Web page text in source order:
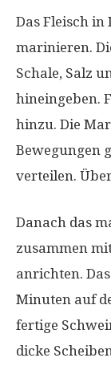
Das Fleisch
marinieren.
Schale, Salz
hineingeben.
hinzu. Die
Bewegungen
verteilen.
Danach das
zusammen
anrichten.
Minuten auf
fertige
dicke